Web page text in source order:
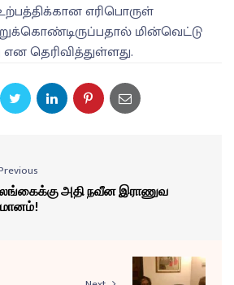
எரிபொருள்
மின்வெட்டு
தெரிவித்துள்ளது.
அதி நவீன இராணுவ